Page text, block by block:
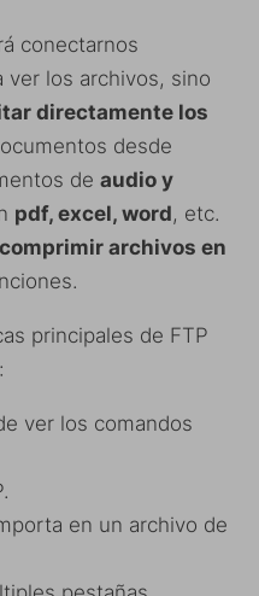
conectarnos
ver los archivos, sino
directamente los
desde
de audio y
pdf, excel, word, etc.
archivos en
principales de FTP
ver los comandos
en un archivo de